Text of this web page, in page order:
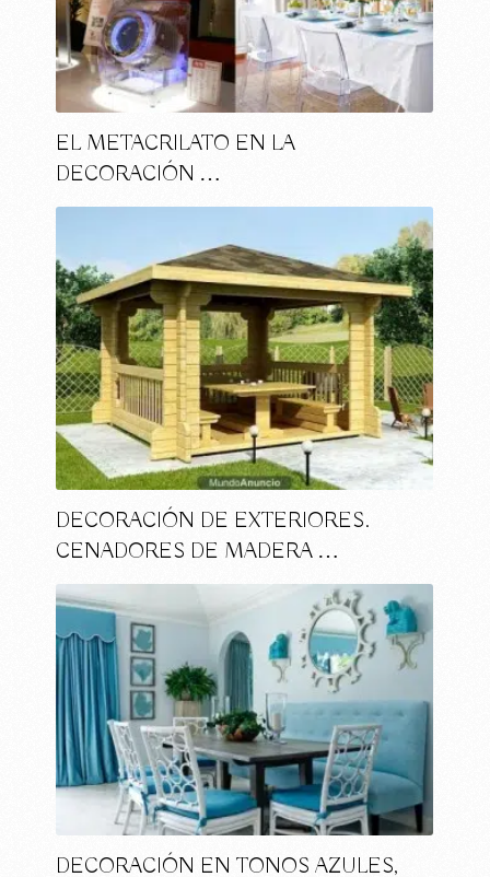
EL METACRILATO EN LA
DECORACIÓN …
DECORACIÓN DE EXTERIORES.
CENADORES DE MADERA …
DECORACIÓN EN TONOS AZULES,